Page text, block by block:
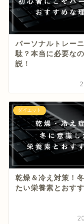
パーソナルトレー
駄？本当に必要な
説！
ダイエット
乾燥＆冷え対策！
たい栄養素とおす